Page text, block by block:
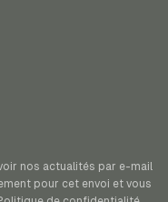
nos actualités par e-mail
pour cet envoi et vous